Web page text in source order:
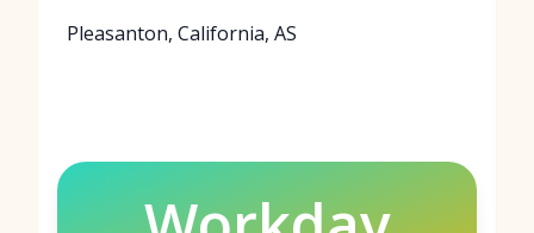
Pleasanton, California, AS